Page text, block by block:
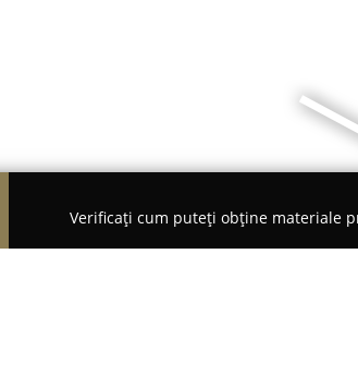
Verificați cum puteți obține materiale